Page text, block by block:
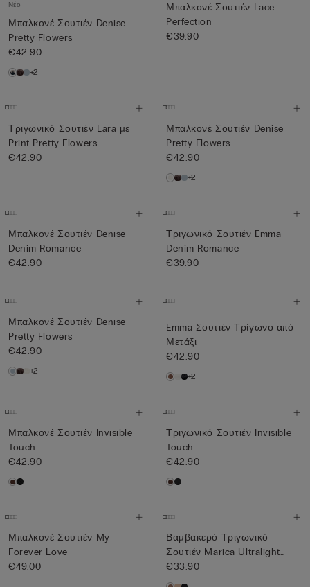
Νέο
Μπαλκονέ Σουτιέν Denise
Pretty Flowers
€42.90
+2
Μπαλκονέ Σουτιέν Lace
Perfection
€39.90
Τριγωνικό Σουτιέν Lara με
Print Pretty Flowers
€42.90
Μπαλκονέ Σουτιέν Denise
Pretty Flowers
€42.90
+2
Μπαλκονέ Σουτιέν Denise
Denim Romance
€42.90
Τριγωνικό Σουτιέν Emma
Denim Romance
€39.90
Μπαλκονέ Σουτιέν Denise
Pretty Flowers
€42.90
+2
Emma Σουτιέν Τρίγωνο από
Μετάξι
€42.90
+2
Μπαλκονέ Σουτιέν Invisible
Touch
€42.90
Τριγωνικό Σουτιέν Invisible
Touch
€42.90
Μπαλκονέ Σουτιέν My
Forever Love
€49.00
Βαμβακερό Τριγωνικό
Σουτιέν Marica Ultralight
Cott...
€33.90